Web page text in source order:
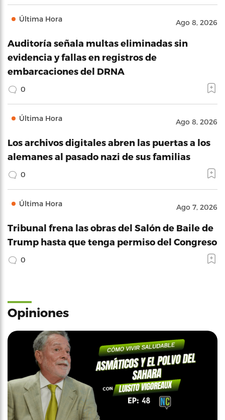
Última Hora Ago 8, 2026
Auditoría señala multas eliminadas sin
evidencia y fallas en registros de
embarcaciones del DRNA
0
Última Hora Ago 8, 2026
Los archivos digitales abren las puertas a los
alemanes al pasado nazi de sus familias
0
Última Hora Ago 7, 2026
Tribunal frena las obras del Salón de Baile de
Trump hasta que tenga permiso del Congreso
0
Opiniones